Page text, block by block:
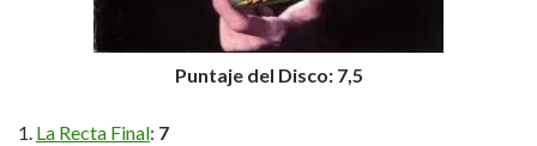
Puntaje del Disco: 7,5
La Recta Final: 7